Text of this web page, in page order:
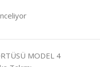
MODEL 4